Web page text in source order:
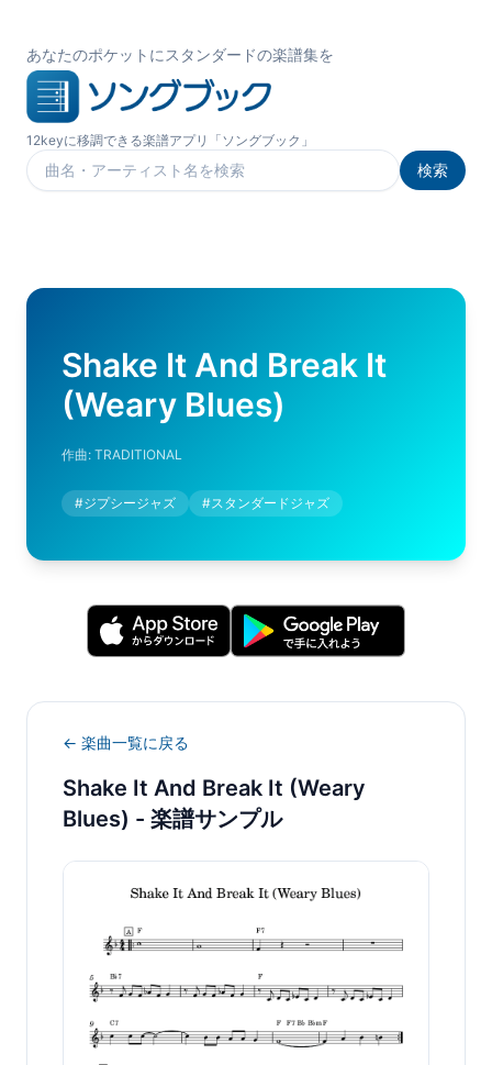
あなたのポケットにスタンダードの楽譜集を
12keyに移調できる楽譜アプリ「ソングブック」
楽曲を検索
検索
Shake It And Break It
(Weary Blues)
作曲: TRADITIONAL
#ジプシージャズ #スタンダードジャズ
← 楽曲一覧に戻る
Shake It And Break It (Weary
Blues) - 楽譜サンプル